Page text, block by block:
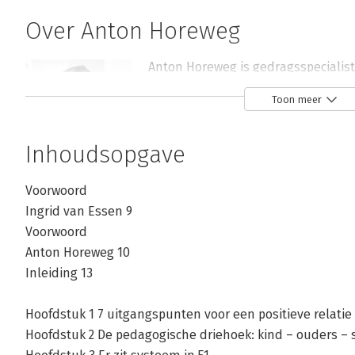
Over Anton Horeweg
Anton Horeweg is
het basisonderwijs. Daarnaast is
LBGS en is hij lid van de LBBO/
KJP). Daarnaast is hij
Hij is auteur van de website
Andere boeken door Anton Horeweg
Toon meer
Inhoudsopgave
Voorwoord
Ingrid van Essen 9
Voorwoord
Anton Horeweg 10
Inleiding 13
Hoofdstuk 1 7 uitgangspunten voor een positieve
Hoofdstuk 2 De pedagogische driehoek: kind – ouders –